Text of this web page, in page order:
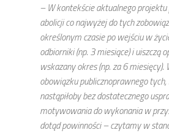
– W kontekście aktualnego
abolicji co najwyżej do tych
określonym czasie po wejściu w
odbiorniki (np. 3 miesiące) i uiszczą
wskazany okres (np. za 6
obowiązku publicznoprawnego
nastąpiłoby bez dostatecznego
motywowania do wykonania w
dotąd powinności – czytamy w